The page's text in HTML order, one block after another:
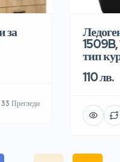
за
33 Прегледи
1509B,
тип
110 лв.